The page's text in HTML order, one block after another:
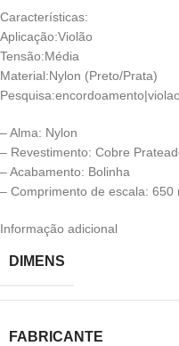
Características:
Aplicação:Violão
Tensão:Média
Material:Nylon (Preto/Prata)
– Alma: Nylon
– Revestimento: Cobre
– Acabamento: Bolinha
– Comprimento de escala: 650
Informação adicional
DIMENS
FABRICANTE